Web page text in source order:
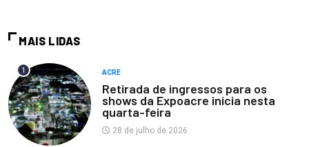
MAIS LIDAS
1 ACRE
Retirada de ingressos para os
shows da Expoacre inicia nesta
quarta-feira
28 de julho de 2026